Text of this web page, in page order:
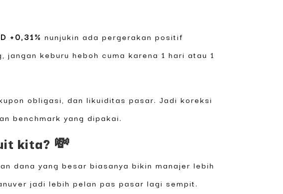
+0,31% nunjukin ada pergerakan positif
jangan keburu heboh cuma karena 1 hari atau 1
obligasi, dan likuiditas pasar. Jadi koreksi
benchmark yang dipakai.
kita? 💸
dana yang besar biasanya bikin manajer lebih
jadi lebih pelan pas pasar lagi sempit.